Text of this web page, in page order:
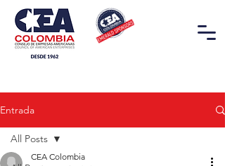
Entrada
All Posts
CEA Colombia